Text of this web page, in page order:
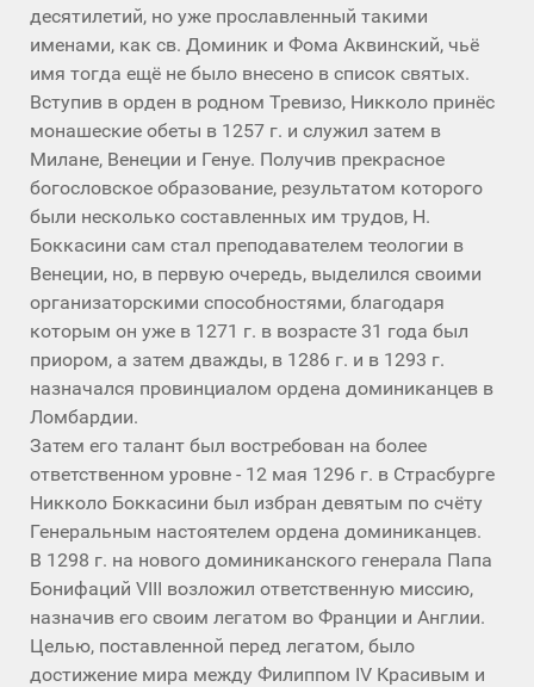
десятилетий, но уже прославленный такими
именами, как св. Доминик и Фома Аквинский, чьё
имя тогда ещё не было внесено в список святых.
Вступив в орден в родном Тревизо, Никколо принёс
монашеские обеты в 1257 г. и служил затем в
Милане, Венеции и Генуе. Получив прекрасное
богословское образование, результатом которого
были несколько составленных им трудов, Н.
Боккасини сам стал преподавателем теологии в
Венеции, но, в первую очередь, выделился своими
организаторскими способностями, благодаря
которым он уже в 1271 г. в возрасте 31 года был
приором, а затем дважды, в 1286 г. и в 1293 г.
назначался провинциалом ордена доминиканцев в
Ломбардии.
Затем его талант был востребован на более
ответственном уровне - 12 мая 1296 г. в Страсбурге
Никколо Боккасини был избран девятым по счёту
Генеральным настоятелем ордена доминиканцев.
В 1298 г. на нового доминиканского генерала Папа
Бонифаций VIII возложил ответственную миссию,
назначив его своим легатом во Франции и Англии.
Целью, поставленной перед легатом, было
достижение мира между Филиппом IV Красивым и